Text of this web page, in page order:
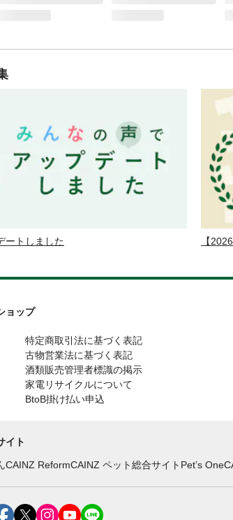
ートしました 【
ョップ
特定商取引法に基づく表記
古物営業法に基づく表記
酒類販売管理者標識の掲示
家電リサイクルについて
BtoB掛け払い申込
イト
CAINZ ReformCAINZ ペット総合サイト Pet’s One